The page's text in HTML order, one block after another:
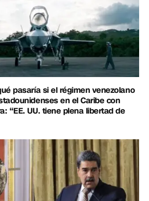
pasaría si el régimen venezolano
en el Caribe con
“EE. UU. tiene plena libertad de